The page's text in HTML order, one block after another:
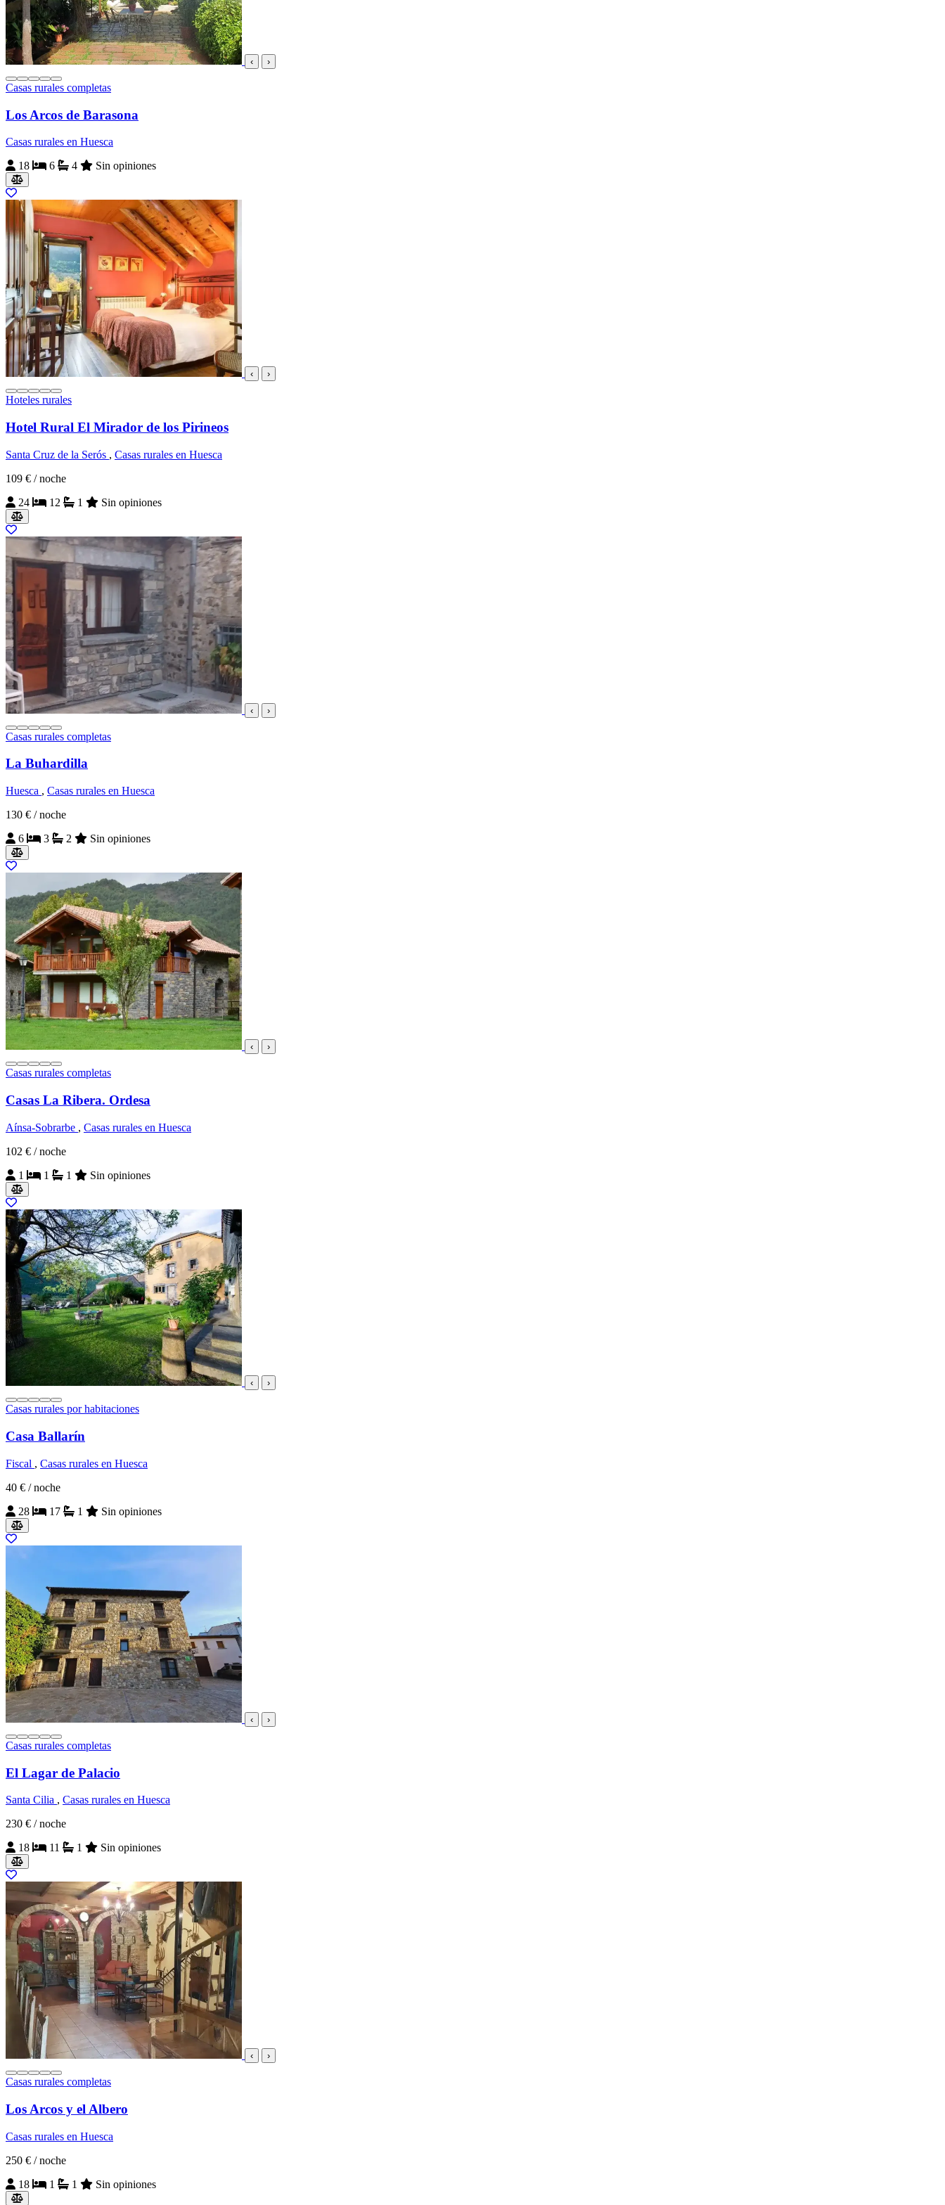
‹ ›
Casas rurales completas
Los Arcos de Barasona
Casas rurales en Huesca
18
6 4 Sin opiniones
‹ ›
Hoteles rurales
Hotel Rural El Mirador de los Pirineos
Santa Cruz de la Serós , Casas rurales en Huesca
109 € / noche
24
12 1 Sin opiniones
‹ ›
Casas rurales completas
La Buhardilla
Huesca , Casas rurales en Huesca
130 € / noche
6
3 2 Sin opiniones
‹ ›
Casas rurales completas
Casas La Ribera. Ordesa
Aínsa-Sobrarbe , Casas rurales en Huesca
102 € / noche
1
1 1 Sin opiniones
‹ ›
Casas rurales por habitaciones
Casa Ballarín
Fiscal , Casas rurales en Huesca
40 € / noche
28
17 1 Sin opiniones
‹ ›
Casas rurales completas
El Lagar de Palacio
Santa Cilia , Casas rurales en Huesca
230 € / noche
18
11 1 Sin opiniones
‹ ›
Casas rurales completas
Los Arcos y el Albero
Casas rurales en Huesca
250 € / noche
18
1 1 Sin opiniones